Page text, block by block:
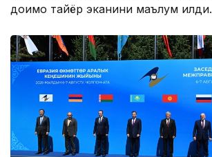
доимо тайёр эканини маълум қилди.